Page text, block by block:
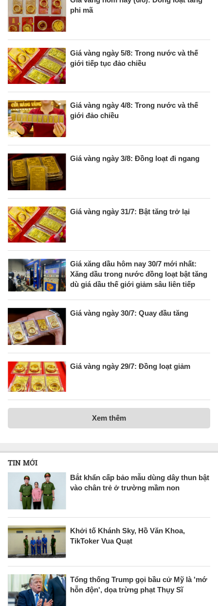
phi mã
Giá vàng ngày 5/8: Trong nước và thế
giới tiếp tục đảo chiều
Giá vàng ngày 4/8: Trong nước và thế
giới đảo chiều
Giá vàng ngày 3/8: Đồng loạt đi ngang
Giá vàng ngày 31/7: Bật tăng trở lại
Giá xăng dầu hôm nay 30/7 mới nhất:
Xăng dầu trong nước đồng loạt bật tăng
dù giá dầu thế giới giảm sâu liên tiếp
Giá vàng ngày 30/7: Quay đầu tăng
Giá vàng ngày 29/7: Đồng loạt giảm
Xem thêm
TIN MỚI
Bắt khẩn cấp bảo mẫu dùng dây thun bật
vào chân trẻ ở trường mầm non
Khởi tố Khánh Sky, Hồ Văn Khoa,
TikToker Vua Quạt
Tổng thống Trump gọi bầu cử Mỹ là 'mớ
hỗn độn', dọa trừng phạt Thụy Sĩ